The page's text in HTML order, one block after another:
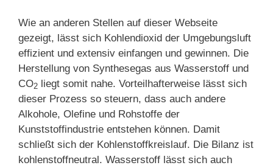
Wie an anderen Stellen auf dieser Webseite
gezeigt, lässt sich Kohlendioxid der Umgebungsluft
effizient und extensiv einfangen und gewinnen. Die
Herstellung von Synthesegas aus Wasserstoff und
CO2 liegt somit nahe. Vorteilhafterweise lässt sich
dieser Prozess so steuern, dass auch andere
Alkohole, Olefine und Rohstoffe der
Kunststoffindustrie entstehen können. Damit
schließt sich der Kohlenstoffkreislauf. Die Bilanz ist
kohlenstoffneutral. Wasserstoff lässt sich auch